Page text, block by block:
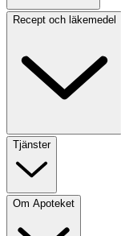
Recept och läkemedel
Tjänster
Om Apoteket